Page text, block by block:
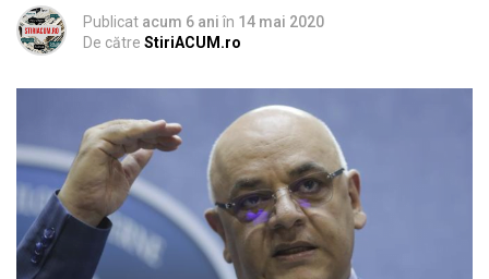
Publicat acum 6 ani în 14 mai 2020
De către StiriACUM.ro